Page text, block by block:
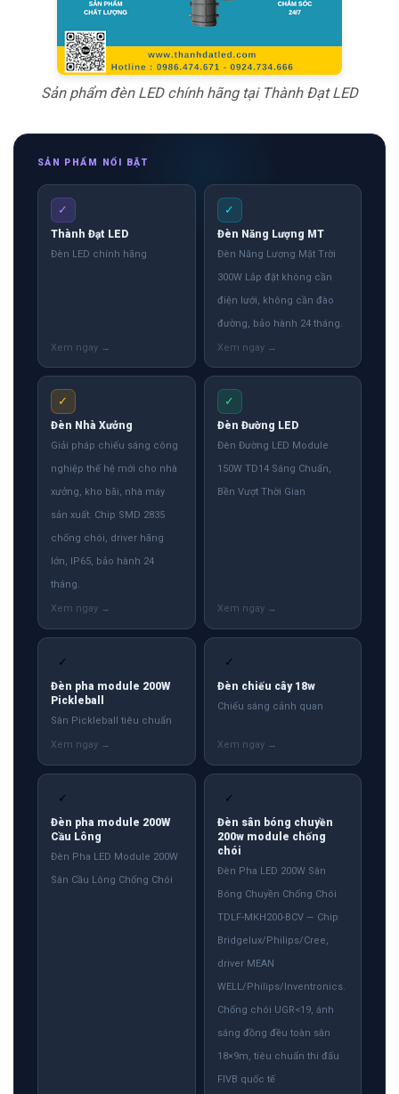
Sản phẩm đèn LED chính hãng tại Thành Đạt LED
SẢN PHẨM NỔI BẬT
✓
Thành Đạt LED
Đèn LED chính hãng
✓
Đèn Năng Lượng MT
Đèn Năng Lượng Mặt Trời
300W Lắp đặt không cần
điện lưới, không cần đào
đường, bảo hành 24 tháng.
✓
Đèn Nhà Xưởng
Giải pháp chiếu sáng công
nghiệp thế hệ mới cho nhà
xưởng, kho bãi, nhà máy
sản xuất. Chip SMD 2835
chống chói, driver hãng
lớn, IP65, bảo hành 24
tháng.
✓
Đèn Đường LED
Đèn Đường LED Module
150W TD14 Sáng Chuẩn,
Bền Vượt Thời Gian
✓
Đèn pha module 200W
Pickleball
Sân Pickleball tiêu chuẩn
✓
Đèn chiếu cây 18w
Chiếu sáng cảnh quan
✓
Đèn pha module 200W
Cầu Lông
Đèn Pha LED Module 200W
Sân Cầu Lông Chống Chói
✓
Đèn sân bóng chuyền
200w module chống
chói
Đèn Pha LED 200W Sân
Bóng Chuyền Chống Chói
TDLF-MKH200-BCV — Chip
Bridgelux/Philips/Cree,
driver MEAN
WELL/Philips/Inventronics.
Chống chói UGR<19, ánh
sáng đồng đều toàn sân
18×9m, tiêu chuẩn thi đấu
FIVB quốc tế